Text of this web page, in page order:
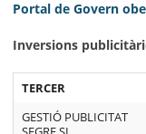
Portal de Govern
Inversions
TERCER
GESTIÓ PUBLICITAT